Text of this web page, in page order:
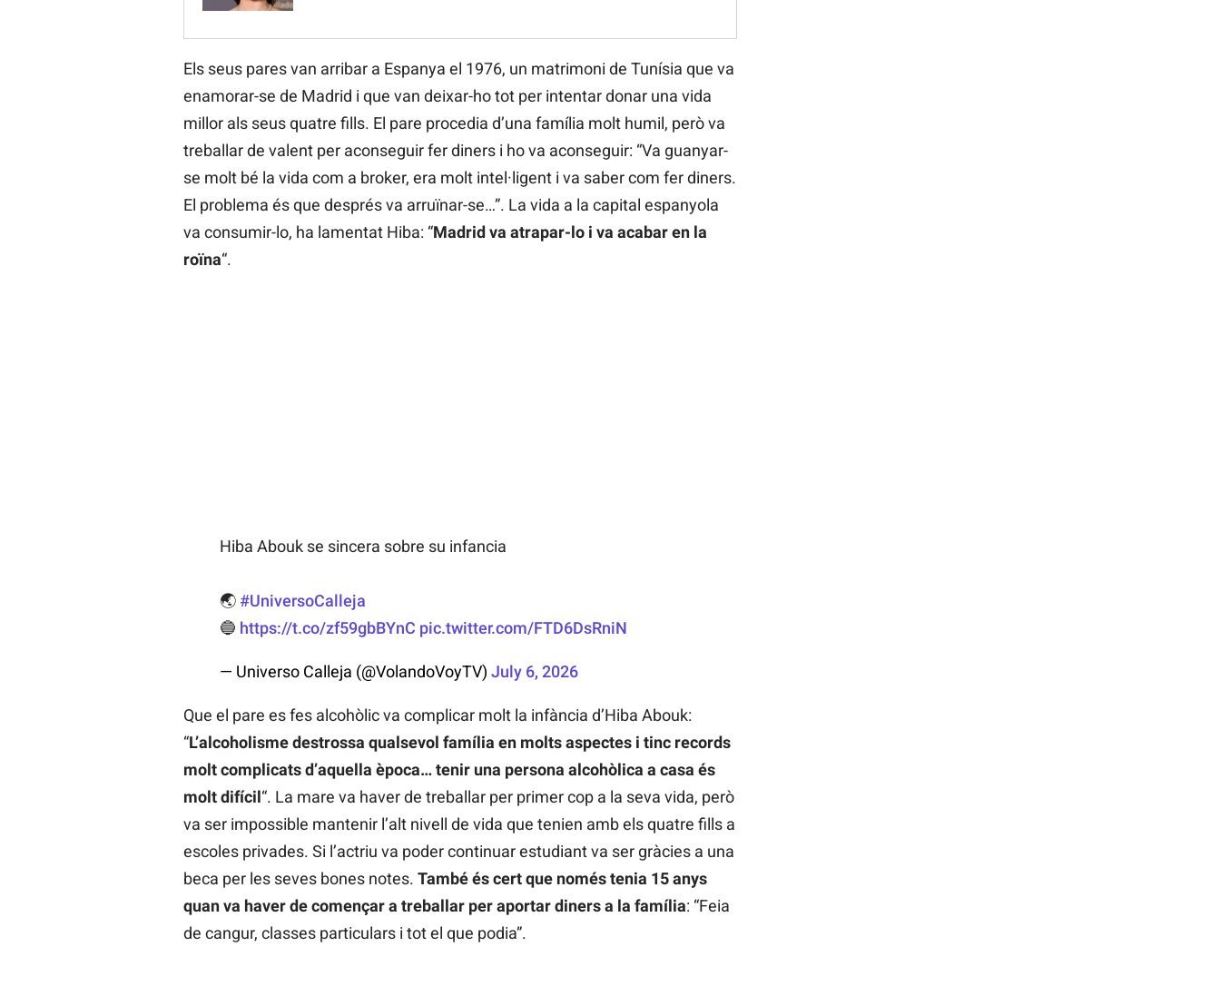
Els seus pares van arribar a Espanya el 1976, un matrimoni de Tunísia que va
enamorar-se de Madrid i que van deixar-ho tot per intentar donar una vida
millor als seus quatre fills. El pare procedia d’una família molt humil, però va
treballar de valent per aconseguir fer diners i ho va aconseguir: “Va guanyar-
se molt bé la vida com a broker, era molt intel·ligent i va saber com fer diners.
El problema és que després va arruïnar-se…”. La vida a la capital espanyola
va consumir-lo, ha lamentat Hiba: “Madrid va atrapar-lo i va acabar en la
roïna“.
Hiba Abouk se sincera sobre su infancia
🌏#UniversoCalleja
🔵 https://t.co/zf59gbBYnC pic.twitter.com/FTD6DsRniN
— Universo Calleja (@VolandoVoyTV) July 6, 2026
Que el pare es fes alcohòlic va complicar molt la infància d’Hiba Abouk:
“L’alcoholisme destrossa qualsevol família en molts aspectes i tinc records
molt complicats d’aquella època… tenir una persona alcohòlica a casa és
molt difícil“. La mare va haver de treballar per primer cop a la seva vida, però
va ser impossible mantenir l’alt nivell de vida que tenien amb els quatre fills a
escoles privades. Si l’actriu va poder continuar estudiant va ser gràcies a una
beca per les seves bones notes. També és cert que només tenia 15 anys
quan va haver de començar a treballar per aportar diners a la família: “Feia
de cangur, classes particulars i tot el que podia”.